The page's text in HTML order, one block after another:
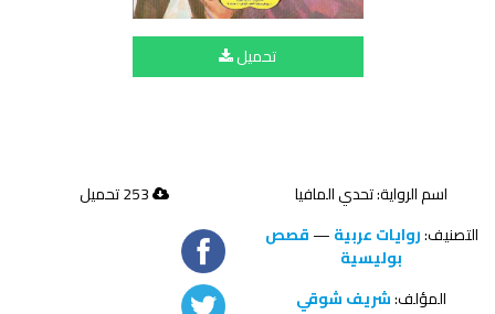
تحميل
اسم الرواية: تحدي المافيا
التصنيف:روايات عربية—قصص
بوليسية
المؤلف:شريف شوقي